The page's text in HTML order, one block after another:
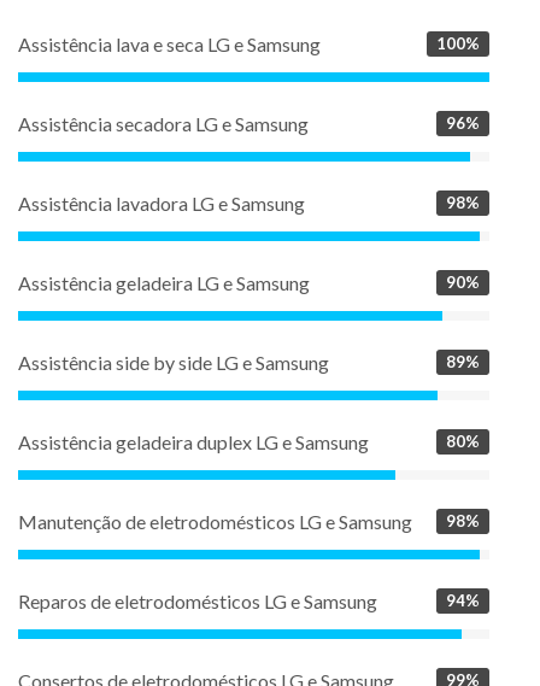
Assistência lava e seca LG e Samsung 100%
Assistência secadora LG e Samsung 96%
Assistência lavadora LG e Samsung 98%
Assistência geladeira LG e Samsung 90%
Assistência side by side LG e Samsung 89%
Assistência geladeira duplex LG e Samsung 80%
Manutenção de eletrodomésticos LG e Samsung 98%
Reparos de eletrodomésticos LG e Samsung 94%
Consertos de eletrodomésticos LG e Samsung 99%